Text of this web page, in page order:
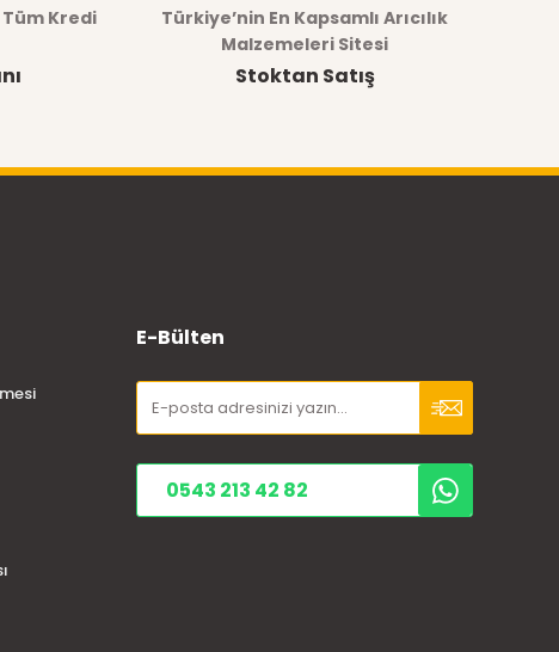
Tüm Kredi
Türkiye’nin En Kapsamlı Arıcılık
Malzemeleri Sitesi
Stoktan Satış
E-Bülten
0543 213 42 82